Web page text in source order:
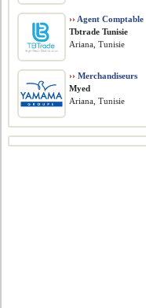
›› Agent Comptable
Tbtrade Tunisie
Ariana, Tunisie
›› Merchandiseurs
Myed
Ariana, Tunisie